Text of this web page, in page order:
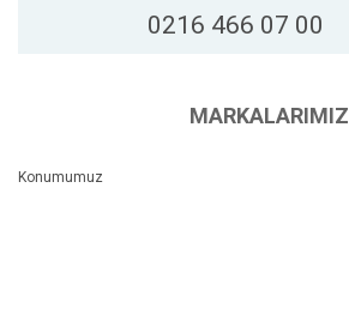
0216 466 07 00
MARKALARIMIZ
Konumumuz